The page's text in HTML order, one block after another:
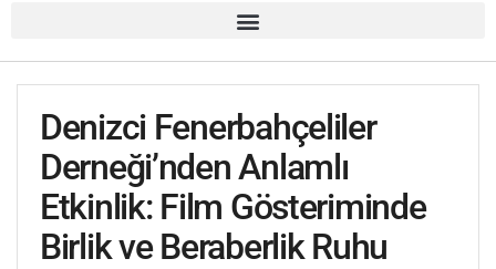
Denizci Fenerbahçeliler
Derneği’nden Anlamlı
Etkinlik: Film Gösteriminde
Birlik ve Beraberlik Ruhu